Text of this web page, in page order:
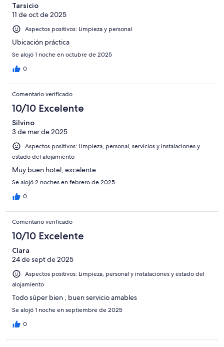
Tarsicio
11 de oct de 2025
Aspectos positivos: Limpieza y personal
Ubicación práctica
Se alojó 1 noche en octubre de 2025
0
Comentario verificado
10/10 Excelente
Silvino
3 de mar de 2025
Aspectos positivos: Limpieza, personal, servicios y instalaciones y
estado del alojamiento
Muy buen hotel, excelente
Se alojó 2 noches en febrero de 2025
0
Comentario verificado
10/10 Excelente
Clara
24 de sept de 2025
Aspectos positivos: Limpieza, personal y instalaciones y estado del
alojamiento
Todo súper bien , buen servicio amables
Se alojó 1 noche en septiembre de 2025
0